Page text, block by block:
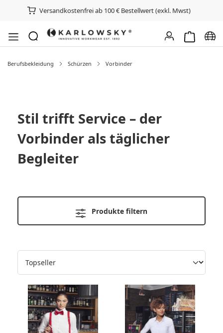
Versandkostenfrei ab 100 € Bestellwert (exkl. Mwst)
Berufsbekleidung Schürzen Vorbinder
Stil trifft Service – der
Vorbinder als täglicher
Begleiter
Produkte filtern